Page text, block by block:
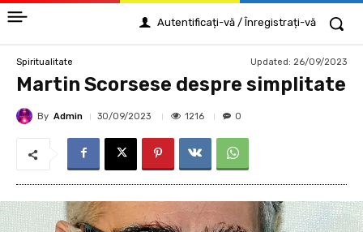
Autentificați-vă / Înregistrați-vă
Spiritualitate Updated: 26/09/2023
Martin Scorsese despre simplitate
By Admin 30/09/2023 1216 0